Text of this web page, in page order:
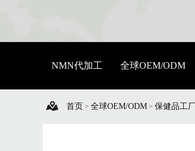
NMN代加工 全球OEM/ODM
首页 > 全球OEM/ODM > 保健品工